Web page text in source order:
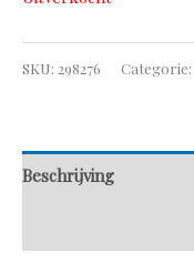
SKU: 298276 Categorie:
Beschrijving